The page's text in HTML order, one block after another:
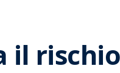
il